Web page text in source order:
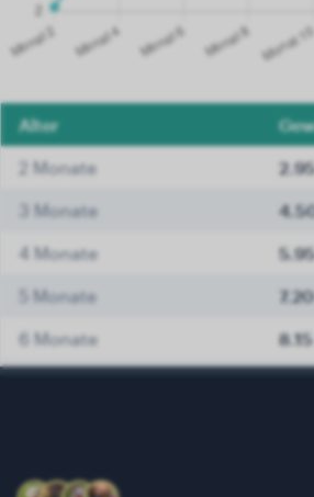
Alter
2 Monate
3 Monate
4 Monate
5 Monate
6 Monate